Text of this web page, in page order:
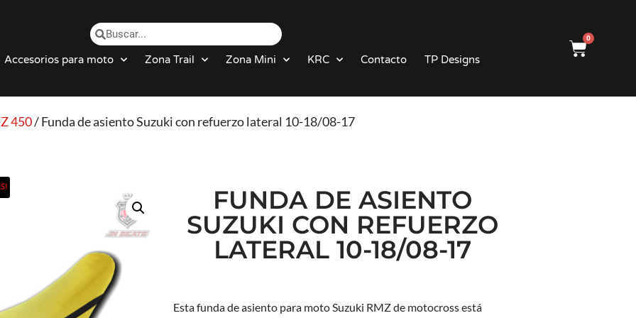
Accesorios para moto Zona Trail Zona Mini KRC Contacto TP Designs
0
450/ Funda de asiento Suzuki con refuerzo lateral 10-18/08-17
FUNDA DE ASIENTO
SUZUKI CON REFUERZO
LATERAL 10-18/08-17
Esta funda de asiento para moto Suzuki RMZ de motocross está